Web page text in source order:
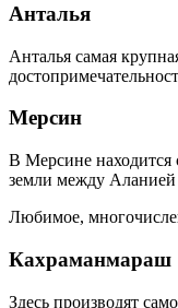
Анталья
Анталья самая
Мерсин
В Мерсине находится
земли между
Любимое,
Кахраманмараш
Здесь производят